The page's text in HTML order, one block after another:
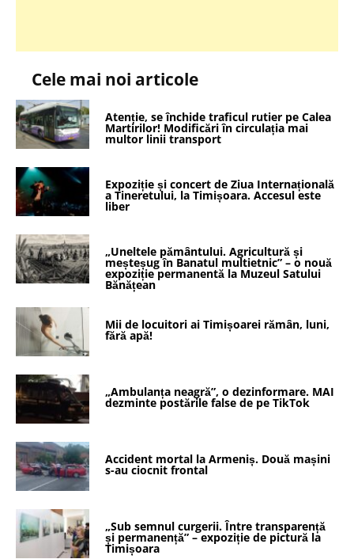
Cele mai noi articole
Atenție, se închide traficul rutier pe Calea
Martirilor! Modificări în circulația mai
multor linii transport
Expoziție și concert de Ziua Internațională
a Tineretului, la Timișoara. Accesul este
liber
„Uneltele pământului. Agricultură și
meșteșug în Banatul multietnic” – o nouă
expoziție permanentă la Muzeul Satului
Bănățean
Mii de locuitori ai Timișoarei rămân, luni,
fără apă!
„Ambulanța neagră”, o dezinformare. MAI
dezminte postările false de pe TikTok
Accident mortal la Armeniș. Două mașini
s-au ciocnit frontal
„Sub semnul curgerii. Între transparență
și permanență” – expoziție de pictură la
Timișoara